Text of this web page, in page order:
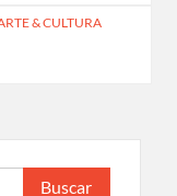
& CULTURA
Buscar: